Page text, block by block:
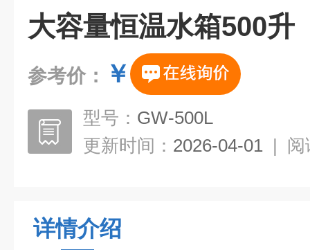
大容量恒温水箱500升
参考价： ￥
型号： GW-500L
更新时间： 2026-04-01 | 阅
详情介绍